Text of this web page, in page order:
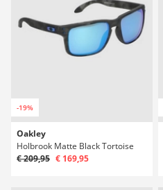
-19%
Oakley
Holbrook Matte Black Tortoise
€ 209,95 € 169,95